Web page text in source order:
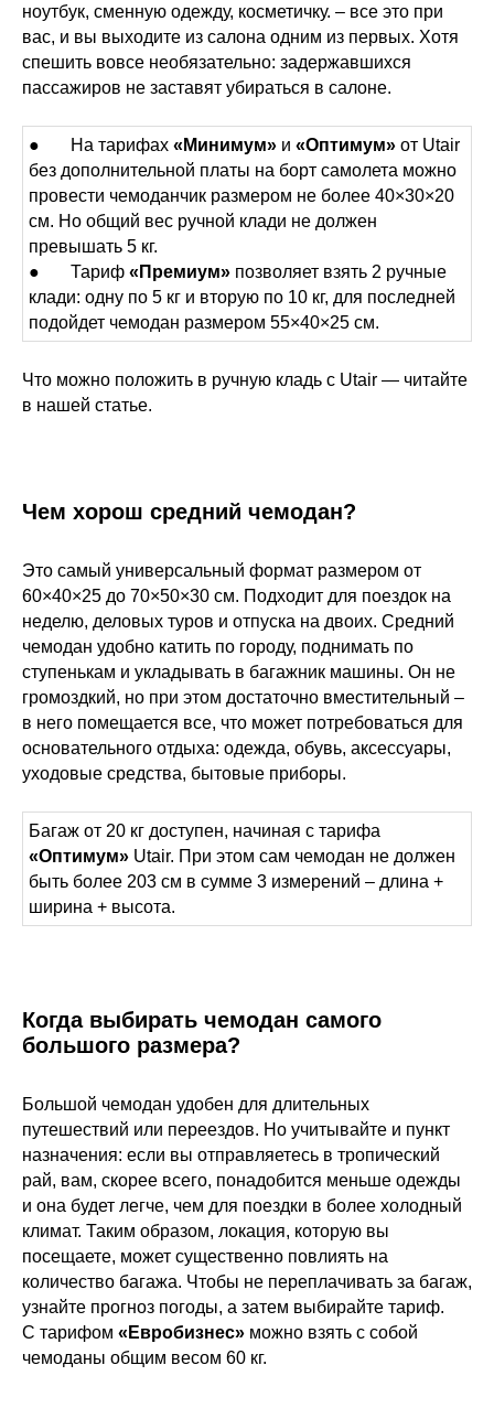
ноутбук, сменную одежду, косметичку. – все это при
вас, и вы выходите из салона одним из первых. Хотя
спешить вовсе необязательно: задержавшихся
пассажиров не заставят убираться в салоне.
● На тарифах «Минимум» и «Оптимум» от Utair
без дополнительной платы на борт самолета можно
провести чемоданчик размером не более 40×30×20
см. Но общий вес ручной клади не должен
превышать 5 кг.
● Тариф «Премиум» позволяет взять 2 ручные
клади: одну по 5 кг и вторую по 10 кг, для последней
подойдет чемодан размером 55×40×25 см.
Что можно положить в ручную кладь с Utair — читайте
в нашей статье.
Чем хорош средний чемодан?
Это самый универсальный формат размером от
60×40×25 до 70×50×30 см. Подходит для поездок на
неделю, деловых туров и отпуска на двоих. Средний
чемодан удобно катить по городу, поднимать по
ступенькам и укладывать в багажник машины. Он не
громоздкий, но при этом достаточно вместительный –
в него помещается все, что может потребоваться для
основательного отдыха: одежда, обувь, аксессуары,
уходовые средства, бытовые приборы.
Багаж от 20 кг доступен, начиная с тарифа
«Оптимум» Utair. При этом сам чемодан не должен
быть более 203 см в сумме 3 измерений – длина +
ширина + высота.
Когда выбирать чемодан самого
большого размера?
Большой чемодан удобен для длительных
путешествий или переездов. Но учитывайте и пункт
назначения: если вы отправляетесь в тропический
рай, вам, скорее всего, понадобится меньше одежды
и она будет легче, чем для поездки в более холодный
климат. Таким образом, локация, которую вы
посещаете, может существенно повлиять на
количество багажа. Чтобы не переплачивать за багаж,
узнайте прогноз погоды, а затем выбирайте тариф.
С тарифом «Евробизнес» можно взять с собой
чемоданы общим весом 60 кг.